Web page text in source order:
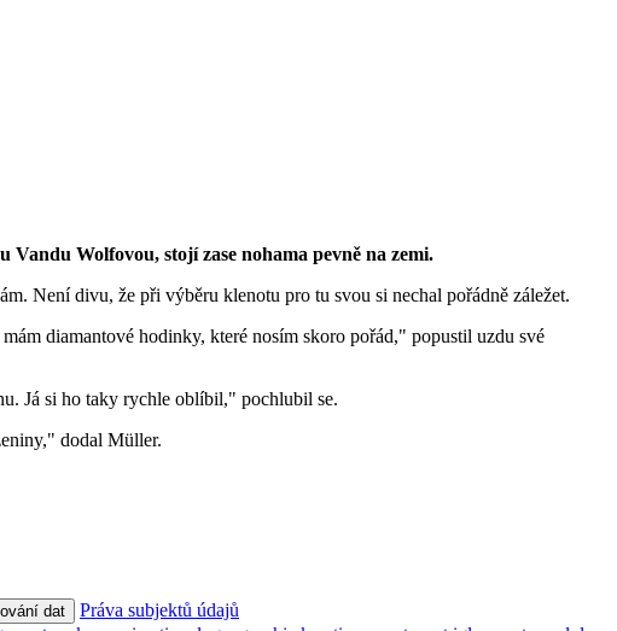
Wolfovou, stojí zase nohama pevně na zemi.
Není divu, že při výběru klenotu pro tu svou si nechal pořádně záležet.
diamantové hodinky, které nosím skoro pořád," popustil uzdu své
Já si ho taky rychle oblíbil," pochlubil se.
dodal Müller.
dat
Práva subjektů údajů